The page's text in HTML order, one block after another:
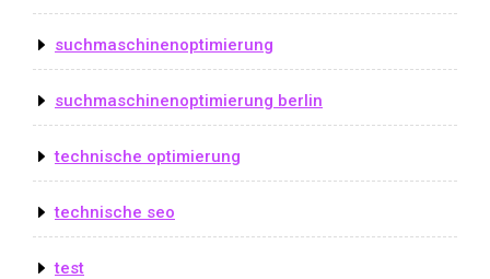
suchmaschinenoptimierung
suchmaschinenoptimierung berlin
technische optimierung
technische seo
test